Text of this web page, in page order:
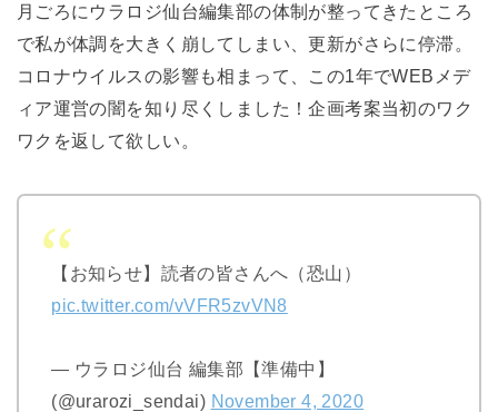
月ごろにウラロジ仙台編集部の体制が整ってきたところ
で私が体調を大きく崩してしまい、更新がさらに停滞。
コロナウイルスの影響も相まって、この1年でWEBメデ
ィア運営の闇を知り尽くしました！企画考案当初のワク
ワクを返して欲しい。
【お知らせ】読者の皆さんへ（恐山）
pic.twitter.com/vVFR5zvVN8
— ウラロジ仙台 編集部【準備中】
(@urarozi_sendai) November 4, 2020